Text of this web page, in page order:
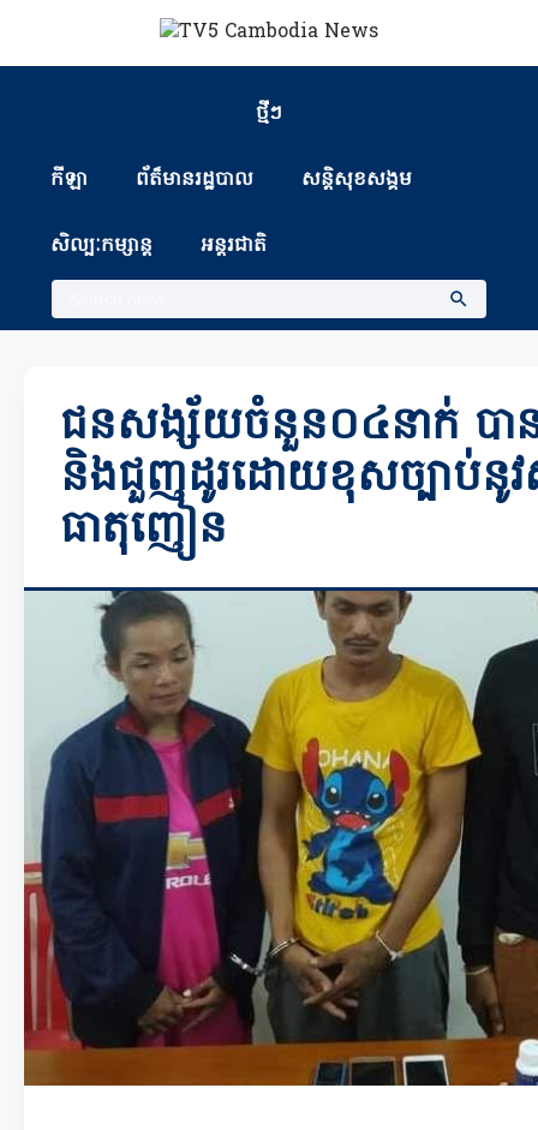
ថ្មីៗ
កីឡា ព័ត៏មានរដ្ឋបាល សន្តិសុខសង្គម
សិល្បៈកម្សាន្ត អន្តរជាតិ
ជនសង្ស័យចំនួន០៤នាក់ បាន
និងជួញដូរដោយខុសច្បាប់នូវ
ធាតុញៀន